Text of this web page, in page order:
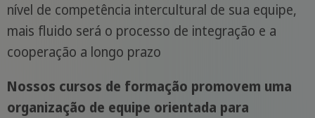
nível de competência intercultural de sua equipe,
mais fluido será o processo de integração e a
cooperação a longo prazo
Nossos cursos de formação promovem uma
organização de equipe orientada para